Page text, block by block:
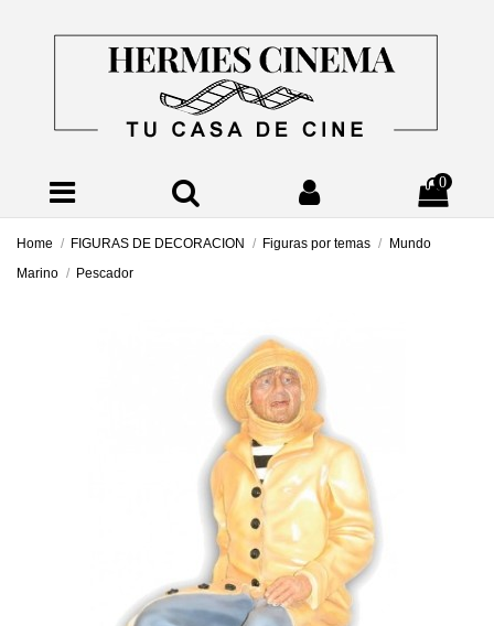
0
Home FIGURAS DE DECORACION Figuras por temas
Mundo
Marino
Pescador